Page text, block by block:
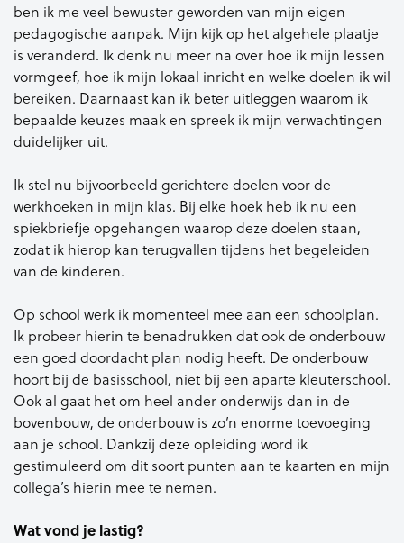
ben ik me veel bewuster geworden van mijn eigen
pedagogische aanpak. Mijn kijk op het algehele plaatje
is veranderd. Ik denk nu meer na over hoe ik mijn lessen
vormgeef, hoe ik mijn lokaal inricht en welke doelen ik wil
bereiken. Daarnaast kan ik beter uitleggen waarom ik
bepaalde keuzes maak en spreek ik mijn verwachtingen
duidelijker uit.
Ik stel nu bijvoorbeeld gerichtere doelen voor de
werkhoeken in mijn klas. Bij elke hoek heb ik nu een
spiekbriefje opgehangen waarop deze doelen staan,
zodat ik hierop kan terugvallen tijdens het begeleiden
van de kinderen.
Op school werk ik momenteel mee aan een schoolplan.
Ik probeer hierin te benadrukken dat ook de onderbouw
een goed doordacht plan nodig heeft. De onderbouw
hoort bij de basisschool, niet bij een aparte kleuterschool.
Ook al gaat het om heel ander onderwijs dan in de
bovenbouw, de onderbouw is zo’n enorme toevoeging
aan je school. Dankzij deze opleiding word ik
gestimuleerd om dit soort punten aan te kaarten en mijn
collega’s hierin mee te nemen.
Wat vond je lastig?